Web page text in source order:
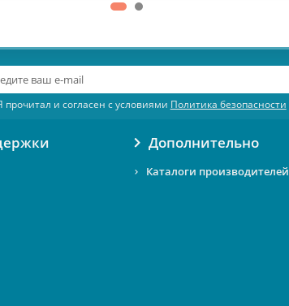
прочитал и согласен с условиями Политика безопасности
Дополнительно
Каталоги производителей